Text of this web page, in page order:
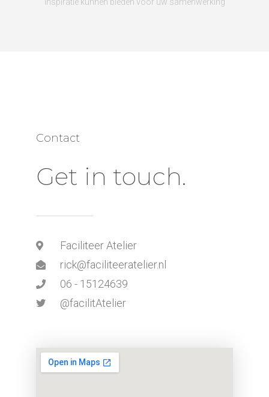
Contact
Get in touch.
Faciliteer Atelier
rick@faciliteeratelier.nl
06 - 15124639
@facilitAtelier